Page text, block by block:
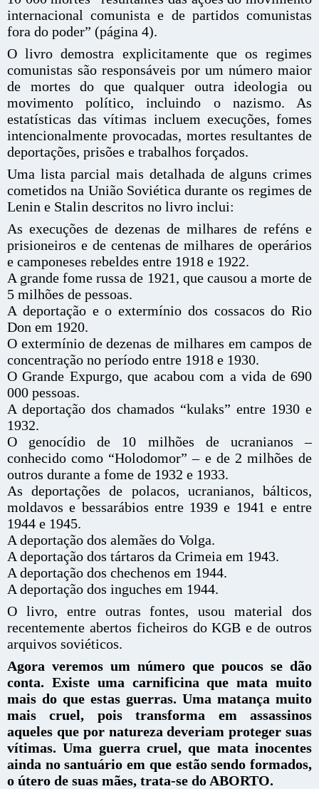
internacional comunista e de partidos comunistas
fora do poder” (página 4).
O livro demostra explicitamente que os regimes
comunistas são responsáveis por um número maior
de mortes do que qualquer outra ideologia ou
movimento político, incluindo o nazismo. As
estatísticas das vítimas incluem execuções, fomes
intencionalmente provocadas, mortes resultantes de
deportações, prisões e trabalhos forçados.
Uma lista parcial mais detalhada de alguns crimes
cometidos na União Soviética durante os regimes de
Lenin e Stalin descritos no livro inclui:
As execuções de dezenas de milhares de reféns e
prisioneiros e de centenas de milhares de operários
e camponeses rebeldes entre 1918 e 1922.
A grande fome russa de 1921, que causou a morte de
5 milhões de pessoas.
A deportação e o extermínio dos cossacos do Rio
Don em 1920.
O extermínio de dezenas de milhares em campos de
concentração no período entre 1918 e 1930.
O Grande Expurgo, que acabou com a vida de 690
000 pessoas.
A deportação dos chamados “kulaks” entre 1930 e
1932.
O genocídio de 10 milhões de ucranianos –
conhecido como “Holodomor” – e de 2 milhões de
outros durante a fome de 1932 e 1933.
As deportações de polacos, ucranianos, bálticos,
moldavos e bessarábios entre 1939 e 1941 e entre
1944 e 1945.
A deportação dos alemães do Volga.
A deportação dos tártaros da Crimeia em 1943.
A deportação dos chechenos em 1944.
A deportação dos inguches em 1944.
O livro, entre outras fontes, usou material dos
recentemente abertos ficheiros do KGB e de outros
arquivos soviéticos.
Agora veremos um número que poucos se dão
conta. Existe uma carnificina que mata muito
mais do que estas guerras. Uma matança muito
mais cruel, pois transforma em assassinos
aqueles que por natureza deveriam proteger suas
vítimas. Uma guerra cruel, que mata inocentes
ainda no santuário em que estão sendo formados,
o útero de suas mães, trata-se do ABORTO.